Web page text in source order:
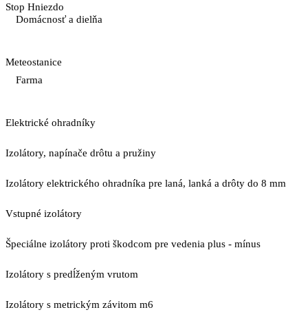
Stop Hniezdo
Domácnosť a dielňa
Meteostanice
Farma
Elektrické ohradníky
Izolátory, napínače drôtu a pružiny
Izolátory elektrického ohradníka pre laná, lanká a drôty do 8 mm
Vstupné izolátory
Špeciálne izolátory proti škodcom pre vedenia plus - mínus
Izolátory s predĺženým vrutom
Izolátory s metrickým závitom m6